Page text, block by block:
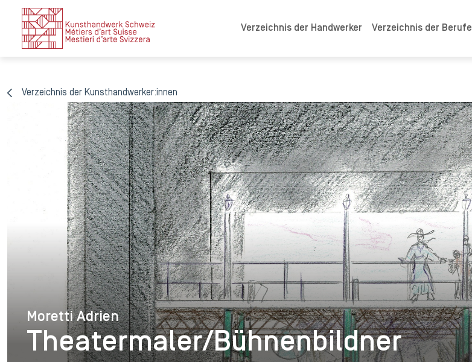
Verzeichnis der Handwerker Verzeichnis der Berufe
Verzeichnis der Kunsthandwerker:innen
Moretti Adrien
Moretti Adrien
Theatermaler/Bühnenbildner